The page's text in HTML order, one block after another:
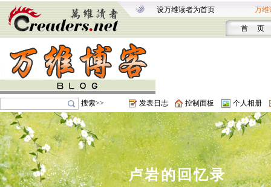
设万维读者为首页 万维
首 页
搜索>> 发表日志 控制面板 个人相册
卢岩的回忆录